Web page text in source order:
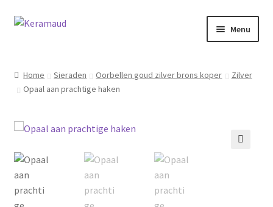
Ga
Ga
Menu
Over mij
Nieuws
Informatie
Contact
Home Sieraden Oorbellen goud zilver brons koper
Zilver
Opaal aan prachtige haken